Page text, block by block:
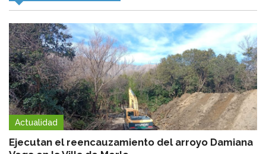
Actualidad
Ejecutan el reencauzamiento del arroyo Damiana